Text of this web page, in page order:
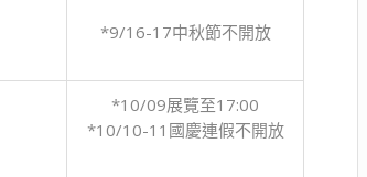
(113
年
度
上
*9/16-17中秋節不開放
*10/09展覽至17:00
*10/10-11國慶連假不開放